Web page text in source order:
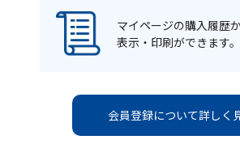
マイページの購入履歴
表示・印刷ができます。
会員登録について詳しく